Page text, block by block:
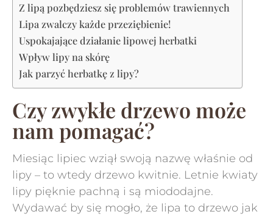
Z lipą pozbędziesz się problemów trawiennych
Lipa zwalczy każde przeziębienie!
Uspokajające działanie lipowej herbatki
Wpływ lipy na skórę
Jak parzyć herbatkę z lipy?
Czy zwykłe drzewo może
nam pomagać?
Miesiąc lipiec wziął swoją nazwę właśnie od
lipy – to wtedy drzewo kwitnie. Letnie kwiaty
lipy pięknie pachną i są miododajne.
Wydawać by się mogło, że lipa to drzewo jak